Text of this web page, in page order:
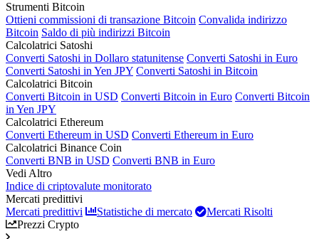
Strumenti Bitcoin
Ottieni commissioni di transazione Bitcoin Convalida indirizzo
Bitcoin Saldo di più indirizzi Bitcoin
Calcolatrici Satoshi
Converti Satoshi in Dollaro statunitense Converti Satoshi in Euro
Converti Satoshi in Yen JPY Converti Satoshi in Bitcoin
Calcolatrici Bitcoin
Converti Bitcoin in USD Converti Bitcoin in Euro Converti Bitcoin
in Yen JPY
Calcolatrici Ethereum
Converti Ethereum in USD Converti Ethereum in Euro
Calcolatrici Binance Coin
Converti BNB in USD Converti BNB in Euro
Vedi Altro
Indice di criptovalute monitorato
Mercati predittivi
Mercati predittivi
Statistiche di mercato
Mercati Risolti
Prezzi Crypto